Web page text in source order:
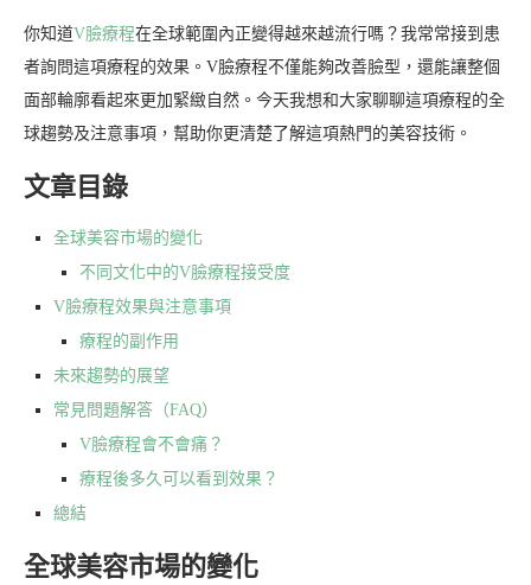
你知道V臉療程在全球範圍內正變得越來越流行嗎？我常常接到患
者詢問這項療程的效果。V臉療程不僅能夠改善臉型，還能讓整個
面部輪廓看起來更加緊緻自然。今天我想和大家聊聊這項療程的全
球趨勢及注意事項，幫助你更清楚了解這項熱門的美容技術。
文章目錄
全球美容市場的變化
不同文化中的V臉療程接受度
V臉療程效果與注意事項
療程的副作用
未來趨勢的展望
常見問題解答（FAQ）
V臉療程會不會痛？
療程後多久可以看到效果？
總結
全球美容市場的變化